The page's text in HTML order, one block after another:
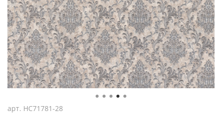
арт. HC71781-28